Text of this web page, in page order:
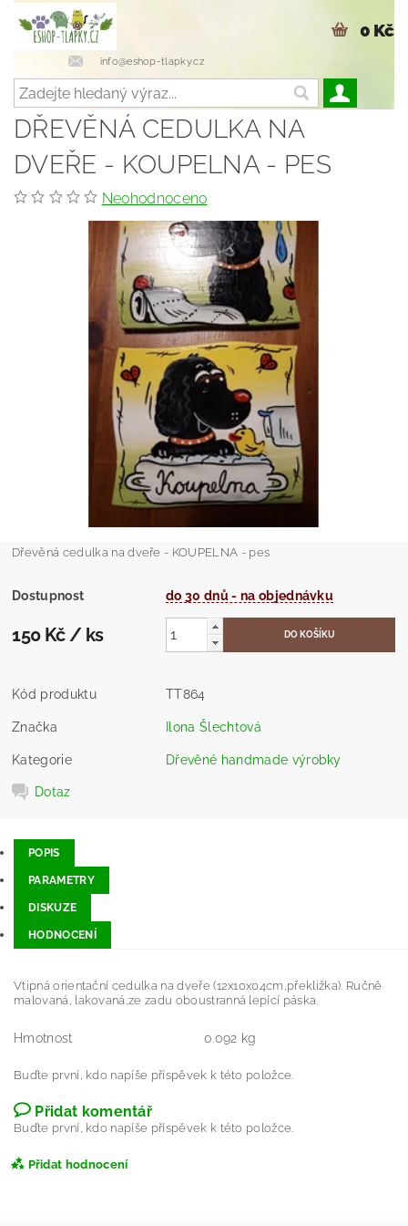
info@eshop-tlapky.cz
0 Kč
DŘEVĚNÁ CEDULKA NA
DVEŘE - KOUPELNA - PES
Neohodnoceno
Dřevěná cedulka na dveře - KOUPELNA - pes
Dostupnost do 30 dnů - na objednávku
150 Kč/ ks
Kód produktu TT864
Značka Ilona Šlechtová
Kategorie Dřevěné handmade výrobky
Dotaz
POPIS
PARAMETRY
DISKUZE
HODNOCENÍ
Vtipná orientační cedulka na dveře (12x10x04cm,překližka). Ručně
malovaná, lakovaná,ze zadu oboustranná lepící páska.
Hmotnost 0.092 kg
Buďte první, kdo napíše příspěvek k této položce.
Přidat komentář
Buďte první, kdo napíše příspěvek k této položce.
Přidat hodnocení